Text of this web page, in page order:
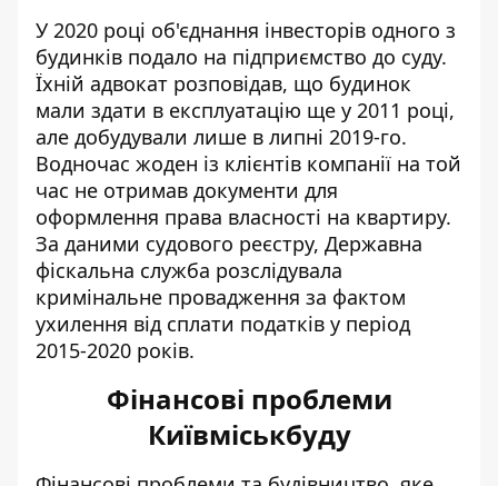
У 2020 році об'єднання інвесторів одного з
будинків подало на підприємство до суду.
Їхній адвокат розповідав, що будинок
мали здати в експлуатацію ще у 2011 році,
але добудували лише в липні 2019-го.
Водночас жоден із клієнтів компанії на той
час не отримав документи для
оформлення права власності на квартиру.
За даними судового реєстру, Державна
фіскальна служба розслідувала
кримінальне провадження за фактом
ухилення від сплати податків у період
2015-2020 років.
Фінансові проблеми
Київміськбуду